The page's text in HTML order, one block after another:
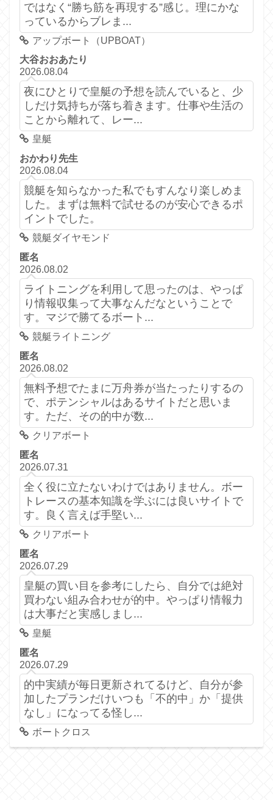
ではなく“勝ち筋を再現する”感じ。理にかな
っているからブレま...
アップボート（UPBOAT）
大谷おおあたり
2026.08.04
夜にひとりで皇艇の予想を読んでいると、少
しだけ気持ちが落ち着きます。仕事や生活の
ことから離れて、レー...
皇艇
おかわり先生
2026.08.04
競艇を知らなかった私でもすんなり楽しめま
した。まずは無料で試せるのが安心できるポ
イントでした。
競艇ダイヤモンド
匿名
2026.08.02
ライトニングを利用して思ったのは、やっぱ
り情報収集って大事なんだなということで
す。マジで勝てるボート...
競艇ライトニング
匿名
2026.08.02
無料予想でたまに万舟券が当たったりするの
で、ポテンシャルはあるサイトだと思いま
す。ただ、その的中が数...
クリアボート
匿名
2026.07.31
全く役に立たないわけではありません。ボー
トレースの基本知識を学ぶには良いサイトで
す。良く言えば手堅い...
クリアボート
匿名
2026.07.29
皇艇の買い目を参考にしたら、自分では絶対
買わない組み合わせが的中。やっぱり情報力
は大事だと実感しまし...
皇艇
匿名
2026.07.29
的中実績が毎日更新されてるけど、自分が参
加したプランだけいつも「不的中」か「提供
なし」になってる怪し...
ボートクロス